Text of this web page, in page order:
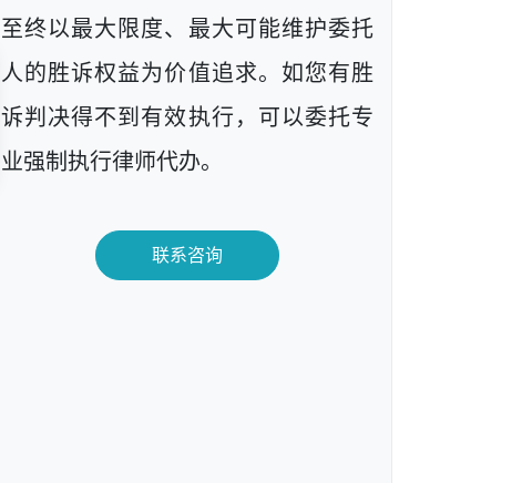
至终以最大限度、最大可能维护委托
人的胜诉权益为价值追求。如您有胜
诉判决得不到有效执行，可以委托专
业强制执行律师代办。
联系咨询